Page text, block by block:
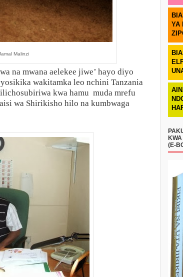
Malinzi
na mwana aelekee jiwe’ hayo diyo
wakitamka leo nchini Tanzania
kwa hamu muda mrefu
wa Shirikisho hilo na kumbwaga
YA
(E-